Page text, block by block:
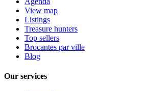
View map
Listings
Treasure hunters
Top sellers
Brocantes par ville
Blog
Our services